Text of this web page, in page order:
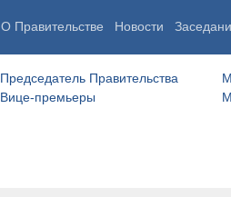
О Правительстве Новости
Председатель Правительства
Вице-премьеры